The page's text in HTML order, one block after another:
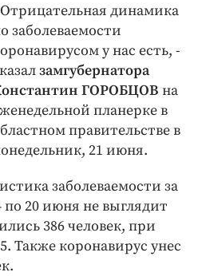
динамика
заболеваемости
у нас есть, -
замгубернатора
ГОРОБЦОВ на
планерке в
правительстве в
21 июня.
заболеваемости за
20 июня не выглядит
386 человек, при
Также коронавирус унес